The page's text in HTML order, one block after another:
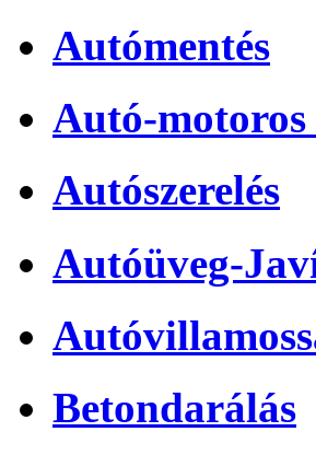
Autómentés
Autó-
Autószerelés
Autóüveg-
Betondarálás